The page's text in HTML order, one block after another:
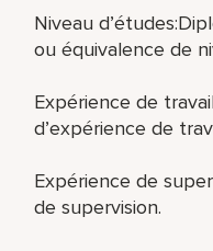
Niveau
ou équivalence de
Expérience de
d’expérience de
Expérience de
de supervision.